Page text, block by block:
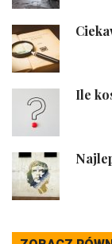
Ile